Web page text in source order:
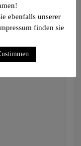
Erforderliche
ebenfalls unserer
finden sie